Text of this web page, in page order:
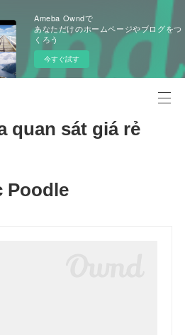
Ameba Owndで
あなただけのホームページやブログをつ
くろう
今すぐ試す
quan sát giá rẻ
Poodle